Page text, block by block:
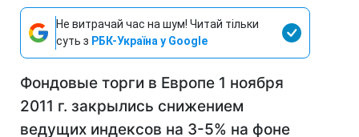
Не витрачай час на шум! Читай тільки
суть з РБК-Україна у Google
Фондовые торги в Европе 1 ноября
2011 г. закрылись снижением
ведущих индексов на 3-5% на фоне